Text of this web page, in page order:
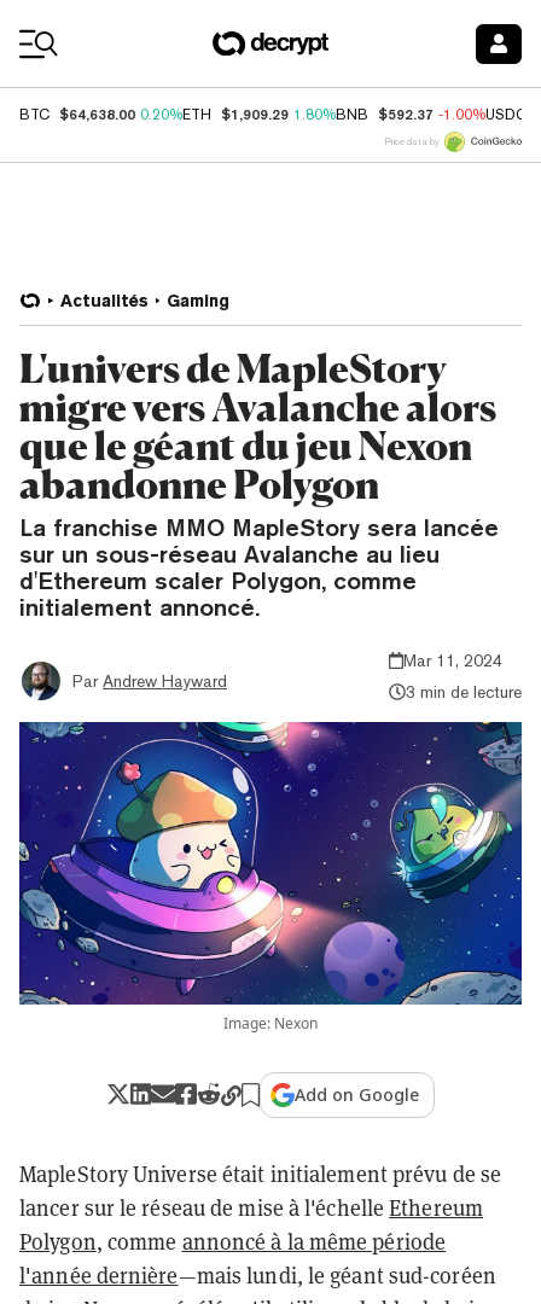
BTC $64,638.00 0.20%ETH $1,909.29 1.80%BNB $592.37 -1.00%USDC
Price data by
Actualités Gaming
L'univers de MapleStory
migre vers Avalanche alors
que le géant du jeu Nexon
abandonne Polygon
La franchise MMO MapleStory sera lancée
sur un sous-réseau Avalanche au lieu
d'Ethereum scaler Polygon, comme
initialement annoncé.
Par Andrew Hayward
Mar 11, 2024
3 min de lecture
Image: Nexon
Add on Google
MapleStory Universe était initialement prévu de se
lancer sur le réseau de mise à l'échelleEthereum
Polygon, comme annoncé à la même période
l'année dernière—mais lundi, le géant sud-coréen